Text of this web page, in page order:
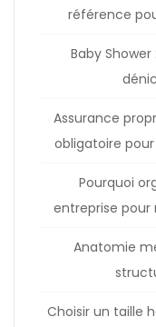
référence
Baby
Assurance
obligatoire
Pourquoi
entreprise pour
Anatomie
Choisir un taille